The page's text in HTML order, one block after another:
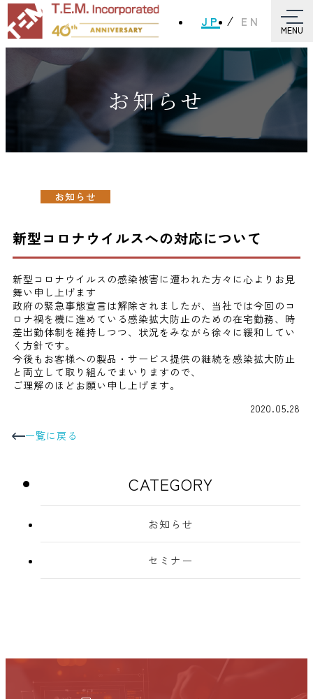
JP EN
MENU
お知らせ
お知らせ
新型コロナウイルスへの対応について
新型コロナウイルスの感染被害に遭われた方々に心よりお見
舞い申し上げます
政府の緊急事態宣言は解除されましたが、当社では今回のコ
ロナ禍を機に進めている感染拡大防止のための在宅勤務、時
差出勤体制を維持しつつ、状況をみながら徐々に緩和してい
く方針です。
今後もお客様への製品・サービス提供の継続を感染拡大防止
と両立して取り組んでまいりますので、
ご理解のほどお願い申し上げます。
2020.05.28
一覧に戻る
CATEGORY
お知らせ
セミナー